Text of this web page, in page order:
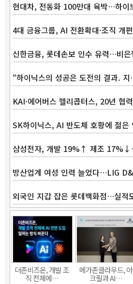
현대차, 전동화 100만대 육박…하
4대 금융그룹, AI 전환확대·조직 개
신한금융, 롯데손보 인수 유력…비
“하이닉스의 성공은 도전의 결과.
KAI·에어버스 헬리콥터스, 20년 협
SK하이닉스, AI 반도체 호황에 젊
삼성전자, 개발 19%↑ 제조
방산업계 여성 인력 늘었다…LIG
외국인 지갑 잡은 롯데백화점…실적
더존비즈온, 개발 조
직 전체에…
메가존클라우드, 아
크릴과 AI…